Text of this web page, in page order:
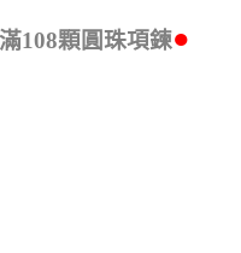
108顆圓珠項鍊●